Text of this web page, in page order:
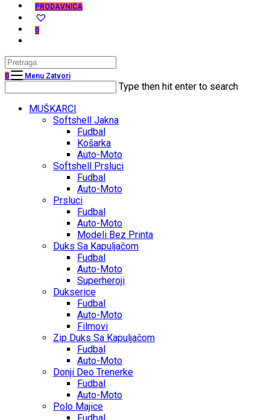
PRODAVNICA
0
Search
this
website
0 Menu Zatvori
this
website
Type then hit enter to search
MUŠKARCI
Softshell Jakna
Fudbal
Košarka
Auto-Moto
Softshell Prsluci
Fudbal
Auto-Moto
Prsluci
Fudbal
Auto-Moto
Modeli Bez Printa
Duks Sa Kapuljačom
Fudbal
Auto-Moto
Superheroji
Dukserice
Fudbal
Auto-Moto
Filmovi
Zip Duks Sa Kapuljačom
Fudbal
Auto-Moto
Donji Deo Trenerke
Fudbal
Auto-Moto
Polo Majice